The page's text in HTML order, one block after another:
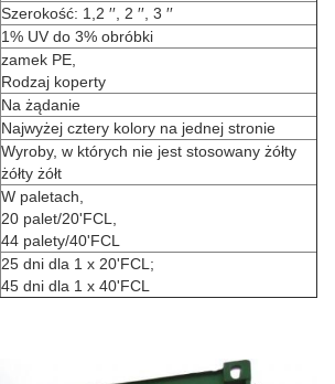
Szerokość: 1,2 ′′, 2 ′′, 3 ′′
1% UV do 3% obróbki
zamek PE,
Rodzaj koperty
Na żądanie
Najwyżej cztery kolory na jednej stronie
Wyroby, w których nie jest stosowany żółty
żółty żółt
W paletach,
20 palet/20'FCL,
44 palety/40'FCL
25 dni dla 1 x 20'FCL;
45 dni dla 1 x 40'FCL